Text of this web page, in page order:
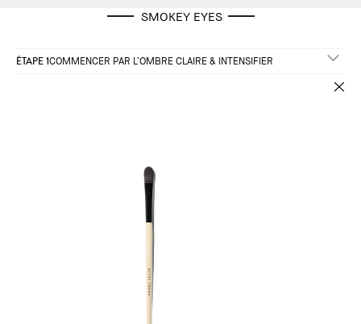
SMOKEY EYES
ÉTAPE 1COMMENCER PAR L’OMBRE CLAIRE & INTENSIFIER